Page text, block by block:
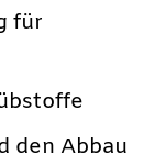
für
den Abbau